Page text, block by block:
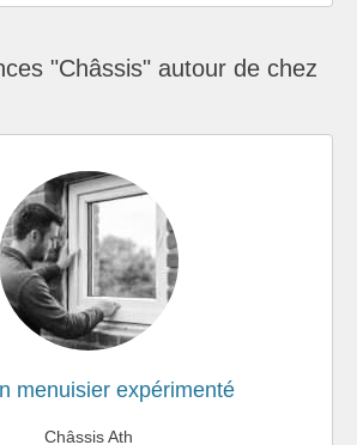
"Châssis" autour de chez
menuisier expérimenté
Châssis Ath